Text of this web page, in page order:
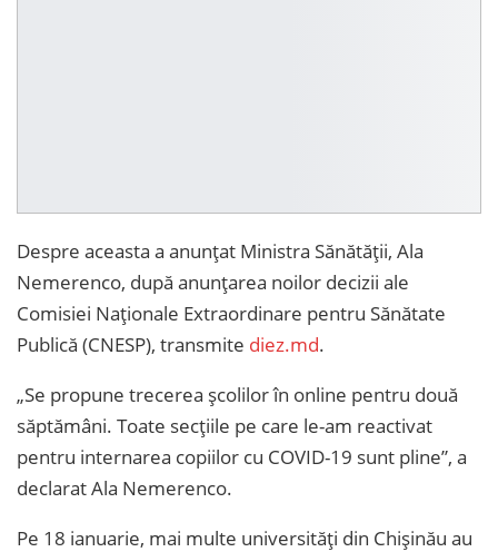
Despre aceasta a anunțat Ministra Sănătății, Ala
Nemerenco, după anunțarea noilor decizii ale
Comisiei Naționale Extraordinare pentru Sănătate
Publică (CNESP), transmite diez.md.
„Se propune trecerea școlilor în online pentru două
săptămâni. Toate secțiile pe care le-am reactivat
pentru internarea copiilor cu COVID-19 sunt pline”, a
declarat Ala Nemerenco.
Pe 18 ianuarie, mai multe universități din Chișinău au